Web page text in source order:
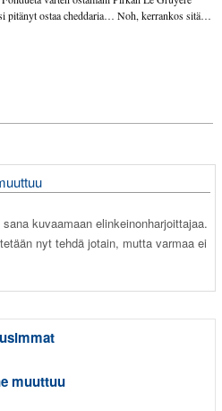
pitänyt ostaa cheddaria… Noh, kerrankos sitä…
kuvaamaan elinkeinonharjoittajaa.
nyt tehdä jotain, mutta varmaa ei
muuttuu